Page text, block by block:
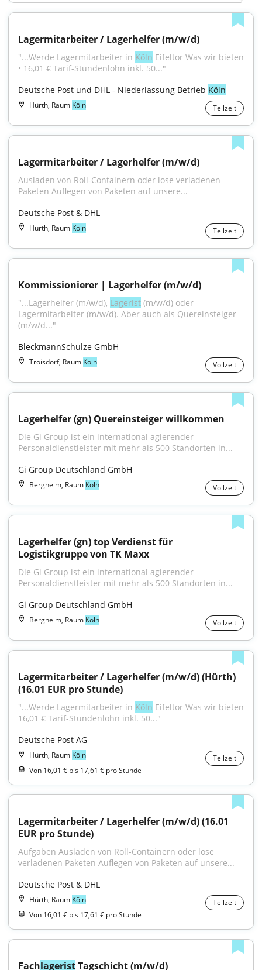
Lagermitarbeiter / Lagerhelfer (m/w/d)
"...Werde Lagermitarbeiter in Köln Eifeltor Was wir bieten
• 16,01 € Tarif-Stundenlohn inkl. 50..."
Deutsche Post und DHL - Niederlassung Betrieb Köln
Hürth, Raum Köln Teilzeit
Lagermitarbeiter / Lagerhelfer (m/w/d)
Ausladen von Roll-Containern oder lose verladenen
Paketen Auflegen von Paketen auf unsere...
Deutsche Post & DHL
Hürth, Raum Köln Teilzeit
Kommissionierer | Lagerhelfer (m/w/d)
"...Lagerhelfer (m/w/d), Lagerist (m/w/d) oder
Lagermitarbeiter (m/w/d). Aber auch als Quereinsteiger
(m/w/d..."
BleckmannSchulze GmbH
Troisdorf, Raum Köln Vollzeit
Lagerhelfer (gn) Quereinsteiger willkommen
Die Gi Group ist ein international agierender
Personaldienstleister mit mehr als 500 Standorten in...
Gi Group Deutschland GmbH
Bergheim, Raum Köln Vollzeit
Lagerhelfer (gn) top Verdienst für
Logistikgruppe von TK Maxx
Die Gi Group ist ein international agierender
Personaldienstleister mit mehr als 500 Standorten in...
Gi Group Deutschland GmbH
Bergheim, Raum Köln Vollzeit
Lagermitarbeiter / Lagerhelfer (m/w/d) (Hürth)
(16.01 EUR pro Stunde)
"...Werde Lagermitarbeiter in Köln Eifeltor Was wir bieten
16,01 € Tarif-Stundenlohn inkl. 50..."
Deutsche Post AG
Hürth, Raum Köln
Teilzeit
Von 16,01 € bis 17,61 € pro Stunde
Lagermitarbeiter / Lagerhelfer (m/w/d) (16.01
EUR pro Stunde)
Aufgaben Ausladen von Roll-Containern oder lose
verladenen Paketen Auflegen von Paketen auf unsere...
Deutsche Post & DHL
Hürth, Raum Köln
Teilzeit
Von 16,01 € bis 17,61 € pro Stunde
Fachlagerist Tagschicht (m/w/d)